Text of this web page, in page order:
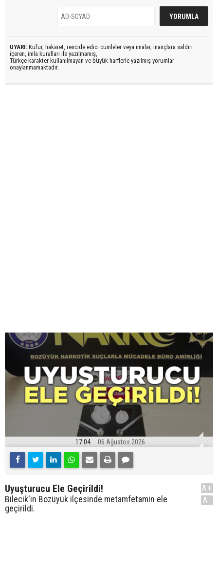
UYARI: Küfür, hakaret, rencide edici cümleler veya imalar, inançlara saldırı
içeren, imla kuralları ile yazılmamış,
Türkçe karakter kullanılmayan ve büyük harflerle yazılmış yorumlar
onaylanmamaktadır.
17:04 06 Ağustos 2026
Uyuşturucu Ele Geçirildi!
Bilecik'in Bozüyük ilçesinde metamfetamin ele
geçirildi.
A+
A-